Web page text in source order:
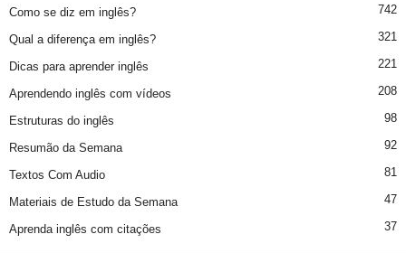
Como se diz em inglês? 742
Qual a diferença em inglês? 321
Dicas para aprender inglês 221
Aprendendo inglês com vídeos 208
Estruturas do inglês 98
Resumão da Semana 92
Textos Com Audio 81
Materiais de Estudo da Semana 47
Aprenda inglês com citações 37